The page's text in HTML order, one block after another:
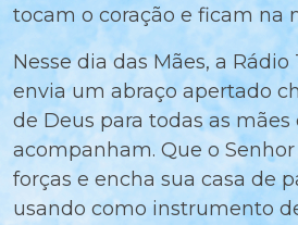
tocam o coração e ficam na
Nesse dia das Mães, a Rádio
envia um abraço apertado
de Deus para todas as mães
acompanham. Que o
forças e encha sua casa de
usando como instrumento